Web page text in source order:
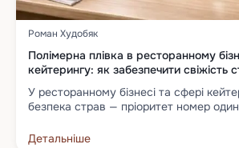
Роман Худобяк
Полімерна плівка в ресторанному
кейтерингу: як забезпечити свіжість
У ресторанному бізнесі та сфері
безпека страв — пріоритет номер
Детальніше